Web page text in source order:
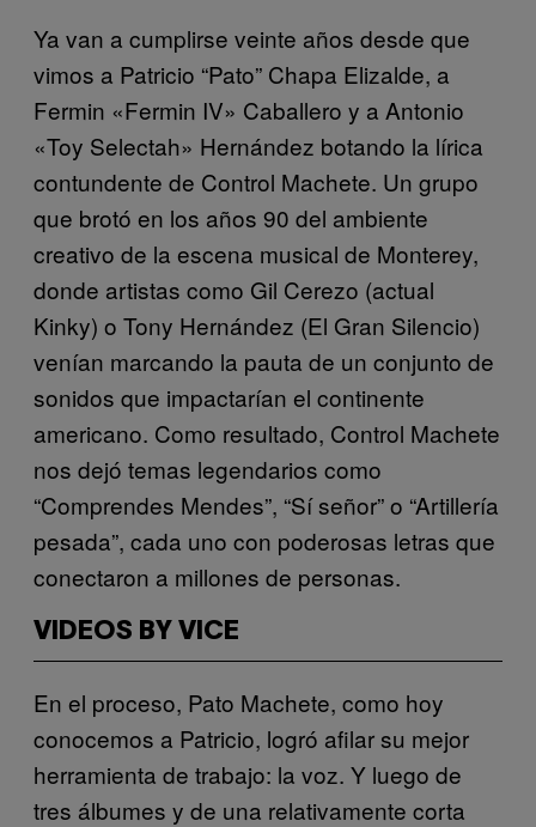
Ya van a cumplirse veinte años desde que
vimos a Patricio “Pato” Chapa Elizalde, a
Fermin «Fermin IV» Caballero y a Antonio
«Toy Selectah» Hernández botando la lírica
contundente de Control Machete. Un grupo
que brotó en los años 90 del ambiente
creativo de la escena musical de Monterey,
donde artistas como Gil Cerezo (actual
Kinky) o Tony Hernández (El Gran Silencio)
venían marcando la pauta de un conjunto de
sonidos que impactarían el continente
americano. Como resultado, Control Machete
nos dejó temas legendarios como
“Comprendes Mendes”, “Sí señor” o “Artillería
pesada”, cada uno con poderosas letras que
conectaron a millones de personas.
VIDEOS BY VICE
En el proceso, Pato Machete, como hoy
conocemos a Patricio, logró afilar su mejor
herramienta de trabajo: la voz. Y luego de
tres álbumes y de una relativamente corta